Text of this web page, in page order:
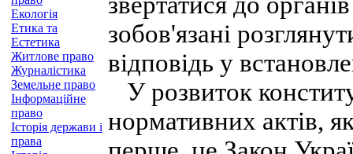
Екологія
Етика та
Естетика
Житлове право
Журналістика
Земельне право
Інформаційне
право
Історія держави і
права
зобов'язані
відповідь у
У розвиток
нормативних актів,